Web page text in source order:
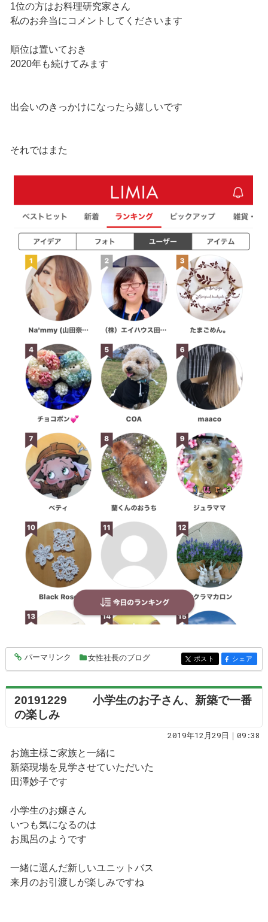
1位の方はお料理研究家さん
私のお弁当にコメントしてくださいます
順位は置いておき
2020年も続けてみます
出会いのきっかけになったら嬉しいです
それではまた
entry5509
パーマリンク 女性社長のブログ entry5509
ポスト entry5509
シェア
20191229 小学生のお子さん、新築で一番
の楽しみ
2019年12月29日｜09:38
お施主様ご家族と一緒に
新築現場を見学させていただいた
田澤妙子です
小学生のお嬢さん
いつも気になるのは
お風呂のようです
一緒に選んだ新しいユニットバス
来月のお引渡しが楽しみですね